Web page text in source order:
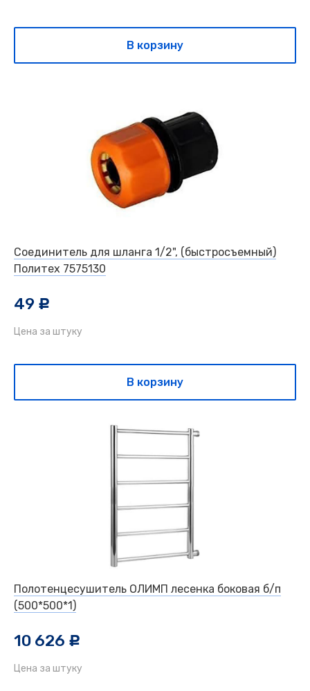
В корзину
Соединитель для шланга 1/2", (быстросъемный)
Политех 7575130
49 c
Цена за штуку
В корзину
Полотенцесушитель ОЛИМП лесенка боковая б/п
(500*500*1)
10 626 c
Цена за штуку